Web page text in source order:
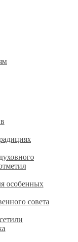
особенных
совета